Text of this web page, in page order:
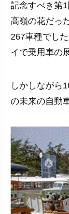
記念すべき第
高嶺の花だっ
267車種でし
イで乗用車の
しかしながら
の未来の自動